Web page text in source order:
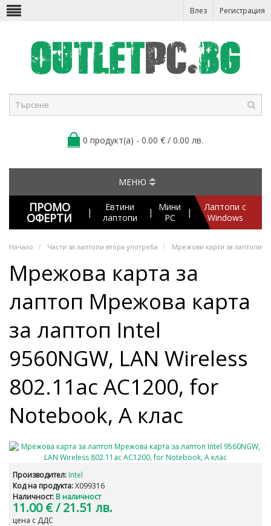
Влез Регистрация
0 продукт(а) - 0.00 € / 0.00 лв.
МЕНЮ
ПРОМО
ОФЕРТИ |
Евтини
лаптопи
|
Мини
PC
|
Лаптопи с
Windows
Начало Части за лаптопи втора употреба Мрежови карти за лаптопи
Мрежова карта за
лаптоп Мрежова карта
за лаптоп Intel
9560NGW, LAN Wireless
802.11ac AC1200, for
Notebook, А клас
Производител: Intel
Код на продукта:X099316
Наличност: В наличност
11.00 €/ 21.51 лв.
цена с ДДС